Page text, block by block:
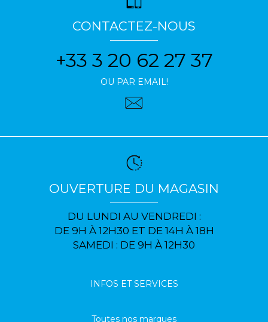
CONTACTEZ-NOUS
+33 3 20 62 27 37
OU PAR EMAIL!
OUVERTURE DU MAGASIN
DU LUNDI AU VENDREDI :
DE 9H À 12H30 ET DE 14H À 18H
SAMEDI : DE 9H À 12H30
INFOS ET SERVICES
Toutes nos marques